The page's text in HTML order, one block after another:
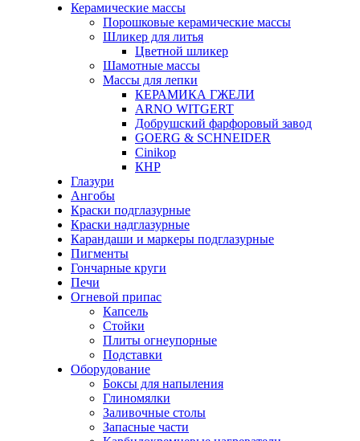
Керамические массы
Порошковые керамические массы
Шликер для литья
Цветной шликер
Шамотные массы
Массы для лепки
КЕРАМИКА ГЖЕЛИ
ARNO WITGERT
Добрушский фарфоровый завод
GOERG & SCHNEIDER
Cinikop
КНР
Глазури
Ангобы
Краски подглазурные
Краски надглазурные
Карандаши и маркеры подглазурные
Пигменты
Гончарные круги
Печи
Огневой припас
Капсель
Стойки
Плиты огнеупорные
Подставки
Оборудование
Боксы для напыления
Глиномялки
Заливочные столы
Запасные части